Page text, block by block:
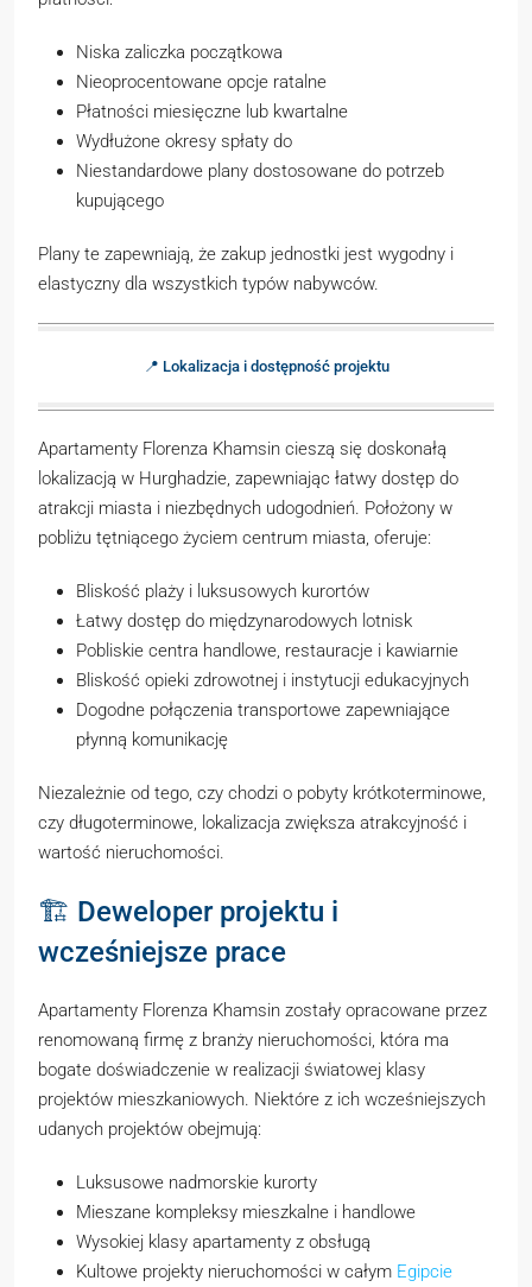
Niska zaliczka początkowa
Nieoprocentowane opcje ratalne
Płatności miesięczne lub kwartalne
Wydłużone okresy spłaty do
Niestandardowe plany dostosowane do potrzeb
kupującego
Plany te zapewniają, że zakup jednostki jest wygodny i
elastyczny dla wszystkich typów nabywców.
📍 Lokalizacja i dostępność projektu
Apartamenty Florenza Khamsin cieszą się doskonałą
lokalizacją w Hurghadzie, zapewniając łatwy dostęp do
atrakcji miasta i niezbędnych udogodnień. Położony w
pobliżu tętniącego życiem centrum miasta, oferuje:
Bliskość plaży i luksusowych kurortów
Łatwy dostęp do międzynarodowych lotnisk
Pobliskie centra handlowe, restauracje i kawiarnie
Bliskość opieki zdrowotnej i instytucji edukacyjnych
Dogodne połączenia transportowe zapewniające
płynną komunikację
Niezależnie od tego, czy chodzi o pobyty krótkoterminowe,
czy długoterminowe, lokalizacja zwiększa atrakcyjność i
wartość nieruchomości.
🏗️ Deweloper projektu i
wcześniejsze prace
Apartamenty Florenza Khamsin zostały opracowane przez
renomowaną firmę z branży nieruchomości, która ma
bogate doświadczenie w realizacji światowej klasy
projektów mieszkaniowych. Niektóre z ich wcześniejszych
udanych projektów obejmują:
Luksusowe nadmorskie kurorty
Mieszane kompleksy mieszkalne i handlowe
Wysokiej klasy apartamenty z obsługą
Kultowe projekty nieruchomości w całym Egipcie